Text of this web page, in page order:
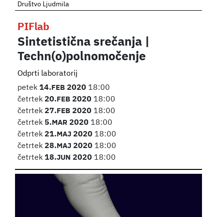
Društvo Ljudmila
PIFlab
Sintetistična srečanja |
Techn(o)polnomočenje
Odprti laboratorij
petek14. FEB2020 18:00
četrtek20. FEB2020 18:00
četrtek27. FEB2020 18:00
četrtek 5. MAR2020 18:00
četrtek21. MAJ2020 18:00
četrtek28. MAJ2020 18:00
četrtek18.JUN2020 18:00